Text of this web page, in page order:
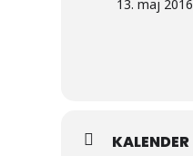
13. maj 2016
KALENDER